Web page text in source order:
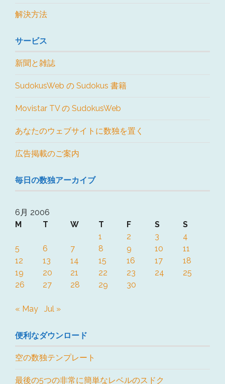
解決方法
サービス
新聞と雑誌
SudokusWeb の Sudokus 書籍
Movistar TV の SudokusWeb
あなたのウェブサイトに数独を置く
広告掲載のご案内
毎日の数独アーカイブ
6月 2006
M
T W T F S
S
1
2 3
4
5
6 7 8 9 10
11
12
13 14 15 16 17
18
19
20 21 22 23 24
25
26
27 28 29 30
« May Jul »
便利なダウンロード
空の数独テンプレート
最後の5つの非常に簡単なレベルのスドク